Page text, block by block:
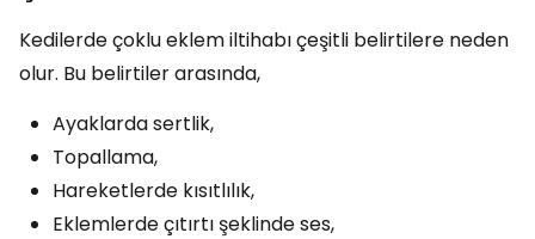
Kedilerde çoklu eklem iltihabı çeşitli belirtilere neden
olur. Bu belirtiler arasında,
Ayaklarda sertlik,
Topallama,
Hareketlerde kısıtlılık,
Eklemlerde çıtırtı şeklinde ses,